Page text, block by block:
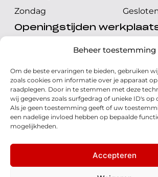
Beheer toestemming
Om de beste ervaringen te bieden, gebruiken
zoals cookies om informatie over je apparaat
raadplegen. Door in te stemmen met deze
wij gegevens zoals surfgedrag of unieke ID's op
Als je geen toestemming geeft of uw
een nadelige invloed hebben op bepaalde
mogelijkheden.
Accepteren
Zondag
Openingstijden
Maandag t/m vrijdag
08.00
Zondag
Volg ons